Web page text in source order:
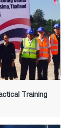
Training